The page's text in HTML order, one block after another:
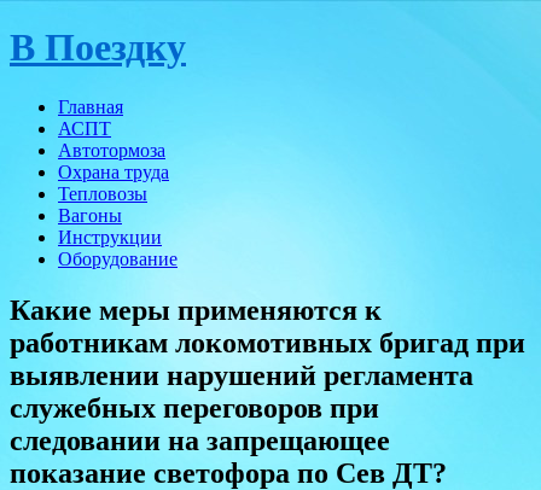
Skip
to
В Поездку
Главная
АСПТ
Автотормоза
Охрана труда
Тепловозы
Вагоны
Инструкции
Оборудование
Какие меры применяются к
работникам локомотивных бригад при
выявлении нарушений регламента
служебных переговоров при
следовании на запрещающее
показание светофора по Сев ДТ?